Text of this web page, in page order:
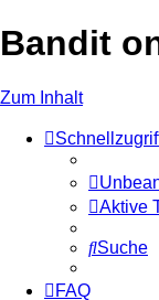
Bandit
Zum Inhalt
Aktive
Suche
FAQ